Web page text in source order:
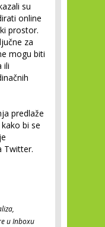
su
online
prostor.
za
mogu biti
ili
predlaže
bi se
Twitter.
u Inboxu